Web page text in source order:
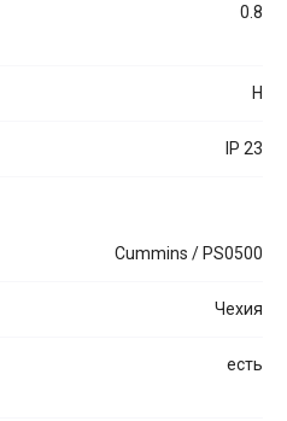
0.8
H
IP 23
Cummins / PS0500
Чехия
есть